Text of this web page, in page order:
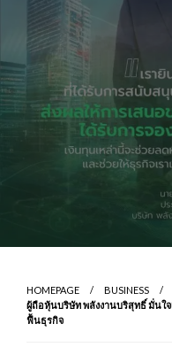
HOMEPAGE
BUSINESS
ผู้ถือหุ้นบริษัท พลังงานบริสุทธิ์ มั่นใ
ฟื้นธุรกิจ